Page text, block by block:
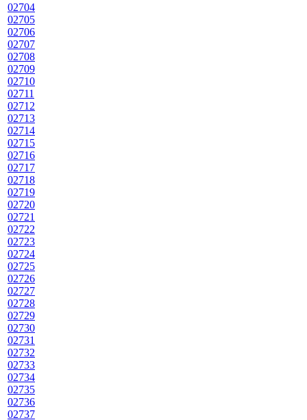
02704
02705
02706
02707
02708
02709
02710
02711
02712
02713
02714
02715
02716
02717
02718
02719
02720
02721
02722
02723
02724
02725
02726
02727
02728
02729
02730
02731
02732
02733
02734
02735
02736
02737